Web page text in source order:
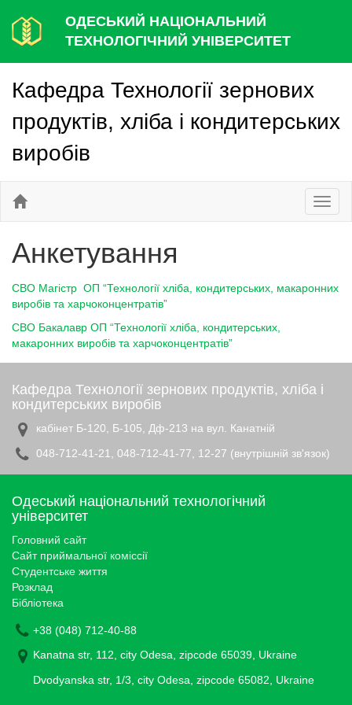
ОДЕСЬКИЙ НАЦІОНАЛЬНИЙ
ТЕХНОЛОГІЧНИЙ УНІВЕРСИТЕТ
Кафедра Технології зернових
продуктів, хліба і кондитерських
виробів
Анкетування
СВО Магістр ОП “Технології хліба, кондитерських, макаронних
виробів та харчоконцентратів”
СВО Бакалавр ОП “Технології хліба, кондитерських,
макаронних виробів та харчоконцентратів”
Кафедра Технології зернових продуктів, хліба і
кондитерських виробів
кабінет Б-120, Б-105, Дф-213 на вул. Канатній
048-712-41-21, 048-712-41-77, 12-27 (внутрішній зв'язок)
Одеський національний технологічний
університет
Головний сайт
Сайт приймальної коміссії
Студентське життя
Розклад
Бібліотека
+38 (048) 712-40-88
Kanatna str, 112, city Odesa, zipcode 65039, Ukraine
Dvodyanska str, 1/3, city Odesa, zipcode 65082, Ukraine